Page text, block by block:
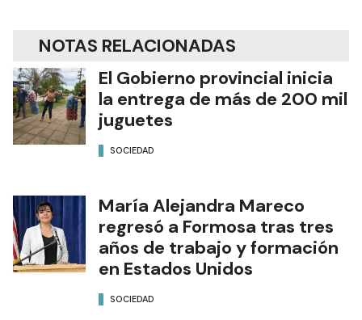
NOTAS RELACIONADAS
El Gobierno provincial inicia
la entrega de más de 200 mil
juguetes
SOCIEDAD
María Alejandra Mareco
regresó a Formosa tras tres
años de trabajo y formación
en Estados Unidos
SOCIEDAD